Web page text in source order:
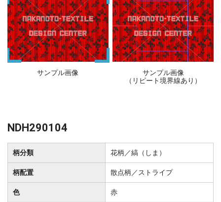
サンプル画像
サンプル画像
（リピート境界線あり）
NDH290104
柄分類 花柄／縞（しま）
柄配置 散点柄／ストライプ
色 赤